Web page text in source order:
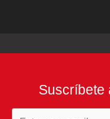
Suscríbete